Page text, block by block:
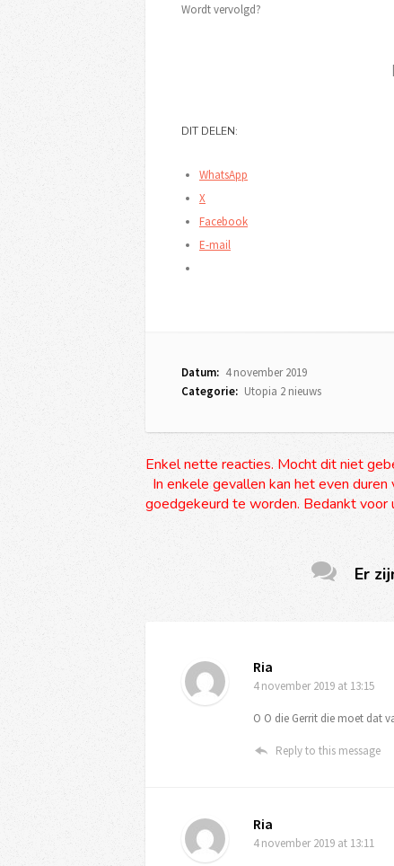
Wordt vervolgd?
DIT DELEN:
WhatsApp
X
Facebook
E-mail
Datum: 4 november 2019
Categorie: Utopia 2 nieuws
Enkel nette reacties. Mocht dit niet
In enkele gevallen kan het even
goedgekeurd te worden. Bedankt voor
Er
Ria
4 november 2019 at 13:15
O O die Gerrit die moet dat
Reply to this message
Ria
4 november 2019 at 13:11